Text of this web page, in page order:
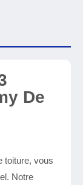
De
toiture, vous
Notre